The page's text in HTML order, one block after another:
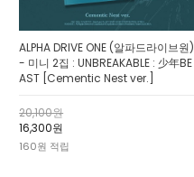
ALPHA DRIVE ONE (알파드라이브원)
- 미니 2집 : UNBREAKABLE : 少年BE
AST [Cementic Nest ver.]
20,100원
16,300원
160원 적립